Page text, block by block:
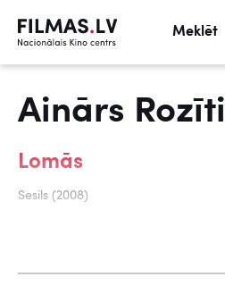
Meklēt
Ainārs
Lomās
Sesils (2008)